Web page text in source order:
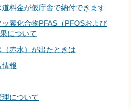
料金が仮庁舎で納付できます
素化合物PFAS（PFOSおよび
について
赤水）が出たときは
情報
について